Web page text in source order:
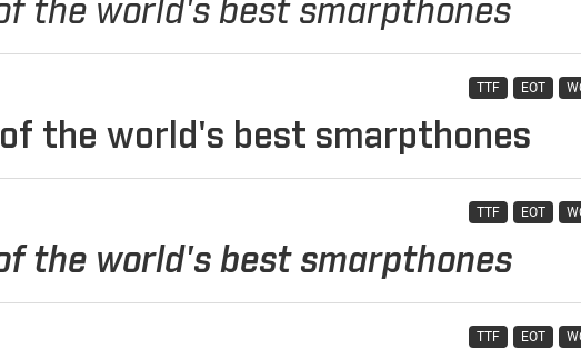
TTF EOT
TTF EOT
TTF EOT